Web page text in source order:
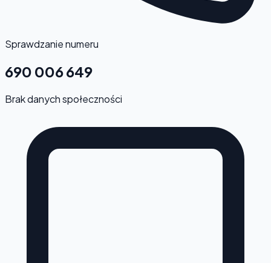
Sprawdzanie numeru
690 006 649
Brak danych społeczności